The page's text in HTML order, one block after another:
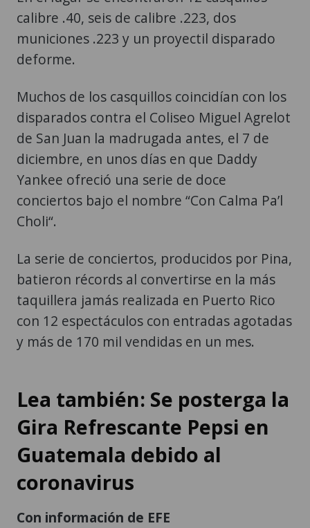
calibre .40, seis de calibre .223, dos
municiones .223 y un proyectil disparado
deforme.
Muchos de los casquillos coincidían con los
disparados contra el Coliseo Miguel Agrelot
de San Juan la madrugada antes, el 7 de
diciembre, en unos días en que Daddy
Yankee ofreció una serie de doce
conciertos bajo el nombre “Con Calma Pa’l
Choli“.
La serie de conciertos, producidos por Pina,
batieron récords al convertirse en la más
taquillera jamás realizada en Puerto Rico
con 12 espectáculos con entradas agotadas
y más de 170 mil vendidas en un mes.
Lea también: Se posterga la
Gira Refrescante Pepsi en
Guatemala debido al
coronavirus
Con información de EFE